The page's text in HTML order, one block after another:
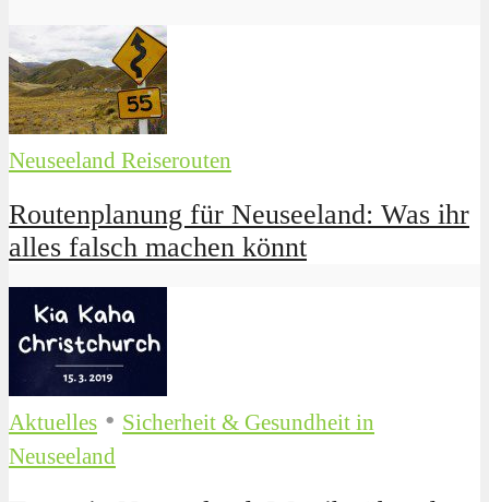
Neuseeland Reiserouten
Routenplanung für Neuseeland: Was ihr
alles falsch machen könnt
Aktuelles • Sicherheit & Gesundheit in
Neuseeland